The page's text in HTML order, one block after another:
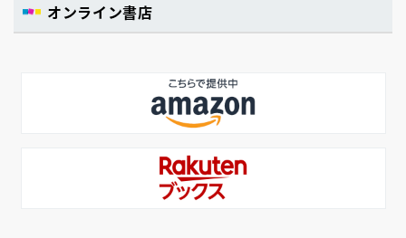
オンライン書店